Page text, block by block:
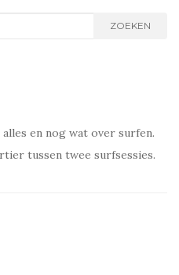
ZOEKEN
alles en nog wat over surfen.
tussen twee surfsessies.